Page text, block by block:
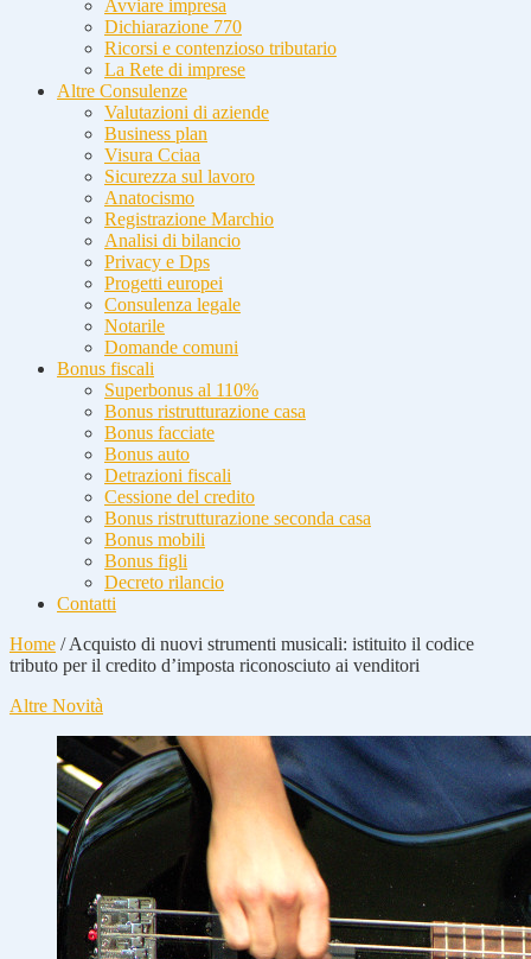
Avviare impresa
Dichiarazione 770
Ricorsi e contenzioso tributario
La Rete di imprese
Altre Consulenze
Valutazioni di aziende
Business plan
Visura Cciaa
Sicurezza sul lavoro
Anatocismo
Registrazione Marchio
Analisi di bilancio
Privacy e Dps
Progetti europei
Consulenza legale
Notarile
Domande comuni
Bonus fiscali
Superbonus al 110%
Bonus ristrutturazione casa
Bonus facciate
Bonus auto
Detrazioni fiscali
Cessione del credito
Bonus ristrutturazione seconda casa
Bonus mobili
Bonus figli
Decreto rilancio
Contatti
Home /Acquisto di nuovi strumenti musicali: istituito il codice
tributo per il credito d’imposta riconosciuto ai venditori
Altre Novità